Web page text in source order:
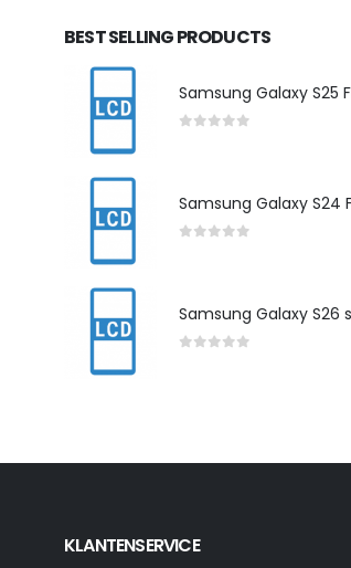
BEST SELLING PRODUCTS
KLANTENSERVICE